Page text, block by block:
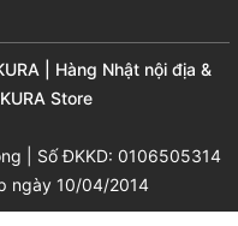
| Hàng Nhật nội địa &
Store
| Số ĐKKD: 0106505314
ngày 10/04/2014